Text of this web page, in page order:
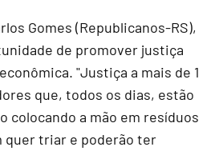
Gomes (Republicanos-RS),
de promover justiça
"Justiça a mais de 1
que, todos os dias, estão
colocando a mão em resíduos
quer triar e poderão ter